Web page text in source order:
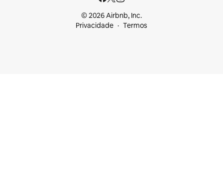
© 2026 Airbnb, Inc.
Privacidade
Termos